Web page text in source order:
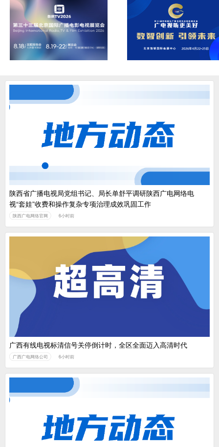
陕西省广播电视局党组书记、局长单舒平调研陕西广电网络电
视“套娃”收费和操作复杂专项治理成效巩固工作
陕西广电网络官网 6小时前
广西有线电视标清信号关停倒计时，全区全面迈入高清时代
广西广电网络公司 6小时前